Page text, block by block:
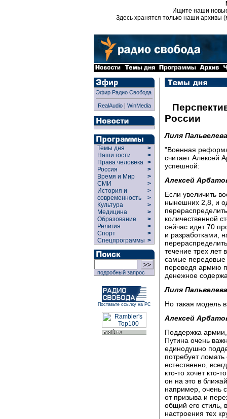
Ищите наши
Здесь хранятся только наши архивы
Эфир Радио Свобода
RealAudio| WinMedia
Темы дня
>
Наши гости
>
Права человека >
Россия
>
Время и Мир
>
СМИ
>
История и
современность
>
>
Культура
>
Медицина
>
Образование
>
Религия
>
Спорт
>
Спецпрограммы >
подробный запрос
Поставьте ссылку на РС
России
Лиля
"Военная
считает Алексей
успешной:
Алексей
Если увеличить
нынешних 2,8, и
количественной
сейчас идет 70
и разработками,
течение трех лет
самые передовые
переведя армию
денежное
Лиля
Но такая модель
Алексей
Поддержка
Путина очень
единодушно
потребует
естественно,
кто-то хочет
он на это в
например, очень
от призыва и
общий его стиль,
настроения тех